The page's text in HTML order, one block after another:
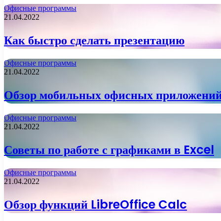
Офисные программы
21.04.2022
Как быстро сделать презентацию
Офисные программы
21.04.2022
Обзор мобильных офисных
Офисные программы
21.04.2022
Советы по работе с графиками в Excel
Офисные программы
21.04.2022
Обзор функций LibreOffice Calc